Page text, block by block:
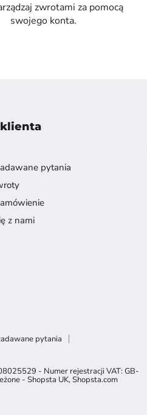
zwrotami za pomocą
swojego konta.
klienta
pytania
z nami
pytania
- Numer rejestracji VAT: GB-
- Shopsta UK,Shopsta.com